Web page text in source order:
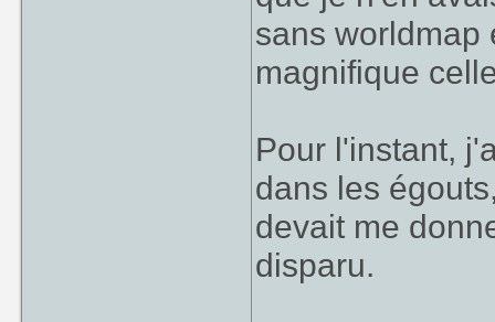
sans worldmap
magnifique
Pour l'instant,
dans les
devait me
disparu.